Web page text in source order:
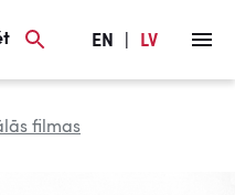
EN LV
filmas